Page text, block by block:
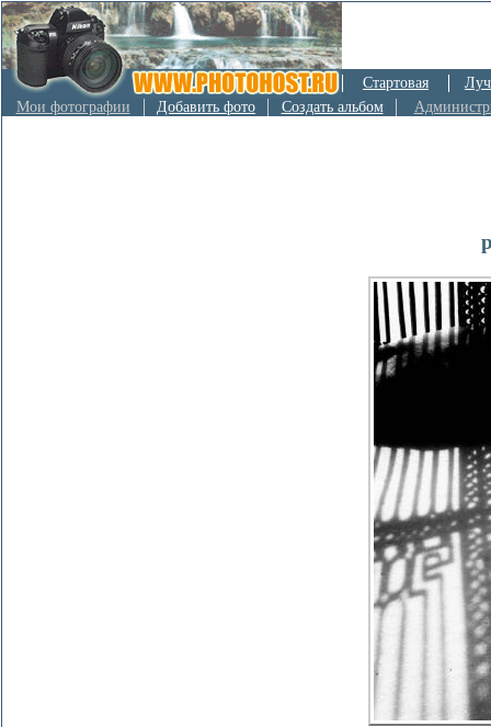
Стартовая
Мои фотографии
Добавить фото Создать альбом